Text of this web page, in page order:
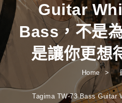
Guitar
Bass，不是
是讓你更想
Home
Tagima TW-73 Bass Guitar